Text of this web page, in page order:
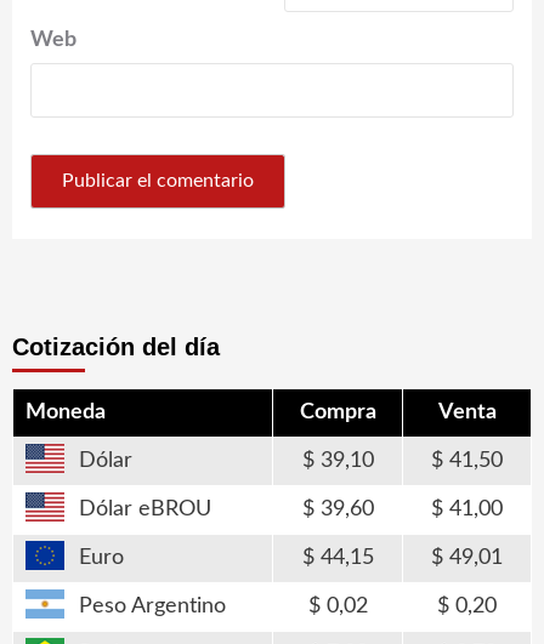
Web
Cotización del día
Moneda Compra Venta
Dólar 39,10 41,50
Dólar eBROU 39,60 41,00
Euro 44,15 49,01
Peso Argentino 0,02 0,20